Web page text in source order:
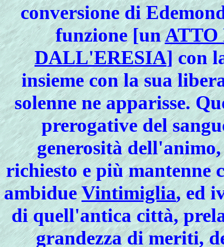
conversione di
funzione [unATTO
DALL'ERESIA] con
insieme con la sua
solenne ne apparisse.
prerogative del
generosità
richiesto e più mantenne
ambidueVintimiglia, ed
di quell'antica città,
grandezza di meriti,